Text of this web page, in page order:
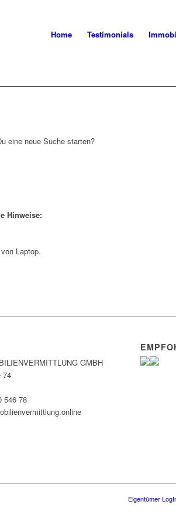
Home Testimonials
eine neue Suche starten?
Hinweise:
Laptop.
GMBH
74
546 78
Eigentümer